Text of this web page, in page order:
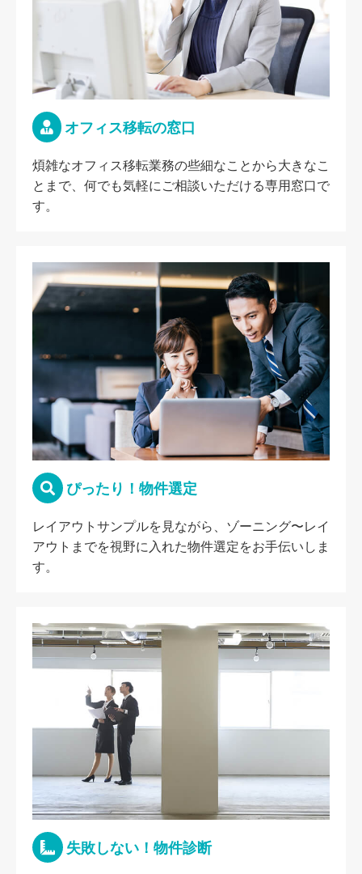
オフィス移転の窓口
煩雑なオフィス移転業務の些細なことから大きなこ
とまで、何でも気軽にご相談いただける専用窓口で
す。
ぴったり！物件選定
レイアウトサンプルを見ながら、ゾーニング〜レイ
アウトまでを視野に入れた物件選定をお手伝いしま
す。
失敗しない！物件診断